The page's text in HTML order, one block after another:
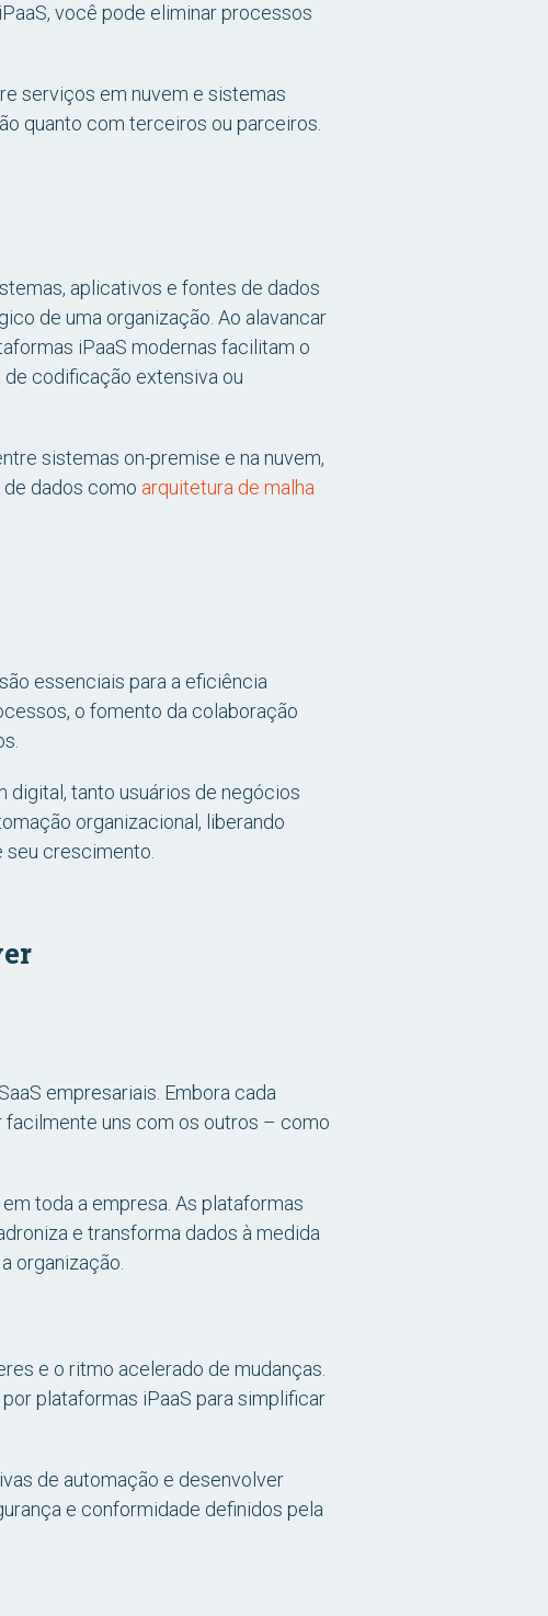
você pode eliminar processos
serviços em nuvem e sistemas
quanto com terceiros ou parceiros.
aplicativos e fontes de dados
de uma organização. Ao alavancar
iPaaS modernas facilitam o
codificação extensiva ou
sistemas on-premise e na nuvem,
dados como arquitetura de malha
essenciais para a eficiência
o fomento da colaboração
digital, tanto usuários de negócios
organizacional, liberando
crescimento.
empresariais. Embora cada
facilmente uns com os outros – como
toda a empresa. As plataformas
e transforma dados à medida
organização.
e o ritmo acelerado de mudanças.
plataformas iPaaS para simplificar
de automação e desenvolver
e conformidade definidos pela